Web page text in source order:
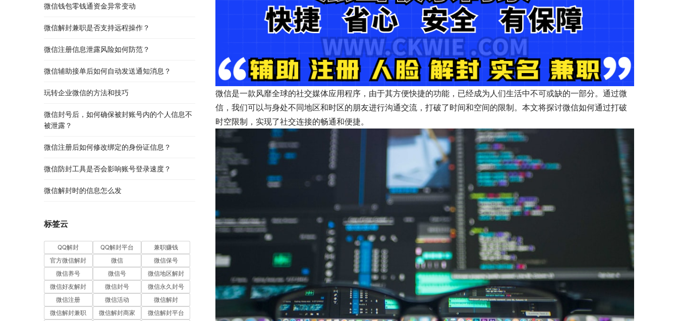
微信是一款风靡全球的社交媒体应用程序，由于其方便快捷的功能，已经成为人们生活中不可或缺的一部分。通过微
信，我们可以与身处不同地区和时区的朋友进行沟通交流，打破了时间和空间的限制。本文将探讨微信如何通过打破
时空限制，实现了社交连接的畅通和便捷。
微信钱包零钱通资金异常变动
微信解封兼职是否支持远程操作？
微信注册信息泄露风险如何防范？
微信辅助接单后如何自动发送通知消息？
玩转企业微信的方法和技巧
微信封号后，如何确保被封账号内的个人信息不
被泄露？
微信注册后如何修改绑定的身份证信息？
微信防封工具是否会影响账号登录速度？
微信解封时的信息怎么发
标签云
QQ解封 QQ解封平台
兼职赚钱
官方微信解封
微信
微信保号
微信养号
微信号
微信地区解封
微信好友解封
微信封号
微信永久封号
微信注册
微信活动
微信解封
微信解封兼职
微信解封商家
微信解封平台